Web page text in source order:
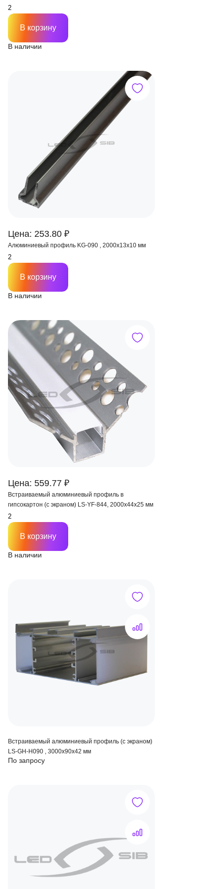
В наличии
В корзину
Цена: 253.80 ₽
Алюминиевый профиль KG-090 , 2000х13х10 мм
В наличии
В корзину
Цена: 559.77 ₽
Встраиваемый алюминиевый профиль в
гипсокартон (с экраном) LS-YF-844, 2000х44х25 мм
В наличии
В корзину
Встраиваемый алюминиевый профиль (с экраном)
LS-GH-H090 , 3000х90х42 мм
По запросу